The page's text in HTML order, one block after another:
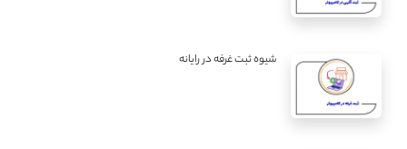
شیوه ثبت غرفه در رایانه